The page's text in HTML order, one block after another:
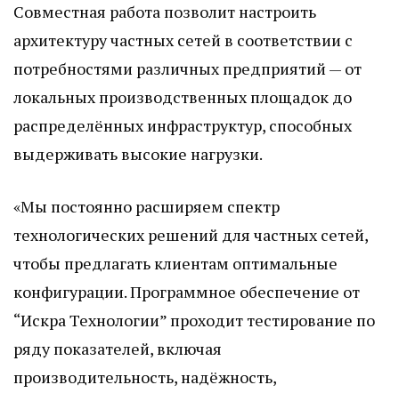
Совместная работа позволит настроить
архитектуру частных сетей в соответствии с
потребностями различных предприятий — от
локальных производственных площадок до
распределённых инфраструктур, способных
выдерживать высокие нагрузки.
«Мы постоянно расширяем спектр
технологических решений для частных сетей,
чтобы предлагать клиентам оптимальные
конфигурации. Программное обеспечение от
“Искра Технологии” проходит тестирование по
ряду показателей, включая
производительность, надёжность,